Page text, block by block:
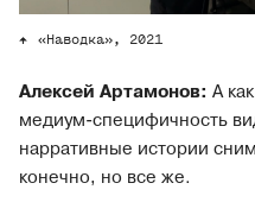
«Наводка», 2021
Алексей Артамонов: А
медиум-специфичность
нарративные истории
конечно, но все же.